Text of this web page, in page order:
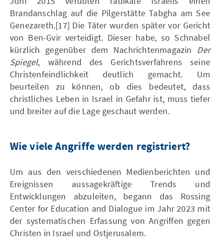
Brandanschlag auf die Pilgerstätte Tabgha am See
Genezareth.[17] Die Täter wurden später vor Gericht
von Ben-Gvir verteidigt. Dieser habe, so Schnabel
kürzlich gegenüber dem Nachrichtenmagazin Der
Spiegel, während des Gerichtsverfahrens seine
Christenfeindlichkeit deutlich gemacht. Um
beurteilen zu können, ob dies bedeutet, dass
christliches Leben in Israel in Gefahr ist, muss tiefer
und breiter auf die Lage geschaut werden.
Wie viele Angriffe werden registriert?
Um aus den verschiedenen Medienberichten und
Ereignissen aussagekräftige Trends und
Entwicklungen abzuleiten, begann das Rossing
Center for Education and Dialogue im Jahr 2023 mit
der systematischen Erfassung von Angriffen gegen
Christen in Israel und Ostjerusalem.